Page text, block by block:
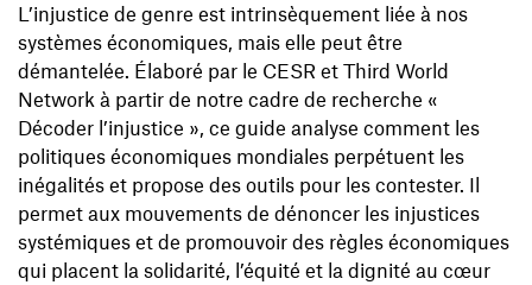
L’injustice de genre est intrinsèquement liée à nos
systèmes économiques, mais elle peut être
démantelée. Élaboré par le CESR et Third World
Network à partir de notre cadre de recherche «
Décoder l’injustice », ce guide analyse comment les
politiques économiques mondiales perpétuent les
inégalités et propose des outils pour les contester. Il
permet aux mouvements de dénoncer les injustices
systémiques et de promouvoir des règles économiques
qui placent la solidarité, l’équité et la dignité au cœur